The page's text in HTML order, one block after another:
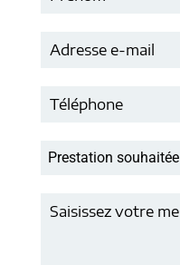
Prestation souhaitée